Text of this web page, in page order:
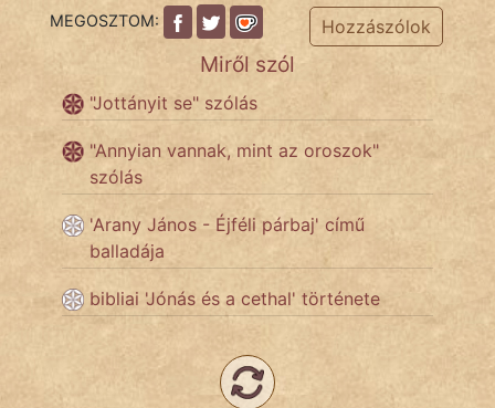
SZÓLÁS
PSZICHO
ZENE
FILM
ÉLETMÓD
MAGYARSÁG
TÖRTÉNELEM
MEGOSZTOM: Hozzászólok
Miről szól
"Jottányit se" szólás
"Annyian vannak, mint az oroszok"
szólás
'Arany János - Éjféli párbaj' című
balladája
bibliai 'Jónás és a cethal' története